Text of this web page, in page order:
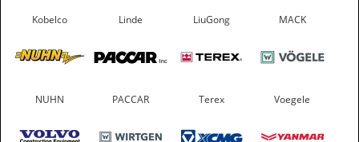
Kobelco Linde LiuGong MACK
NUHN PACCAR Terex Voegele